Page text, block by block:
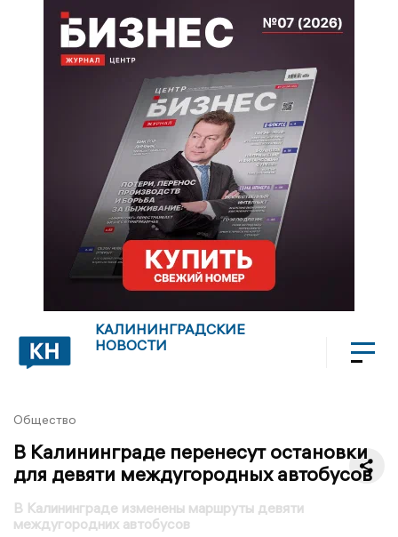
КАЛИНИНГРАДСКИЕ
НОВОСТИ
Общество
В Калининграде перенесут остановки
для девяти междугородных автобусов
В Калининграде изменены маршруты девяти
междугородних автобусов